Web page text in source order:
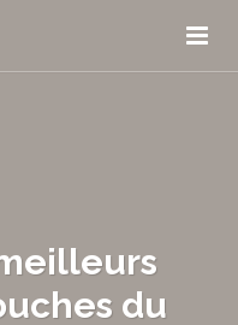
du